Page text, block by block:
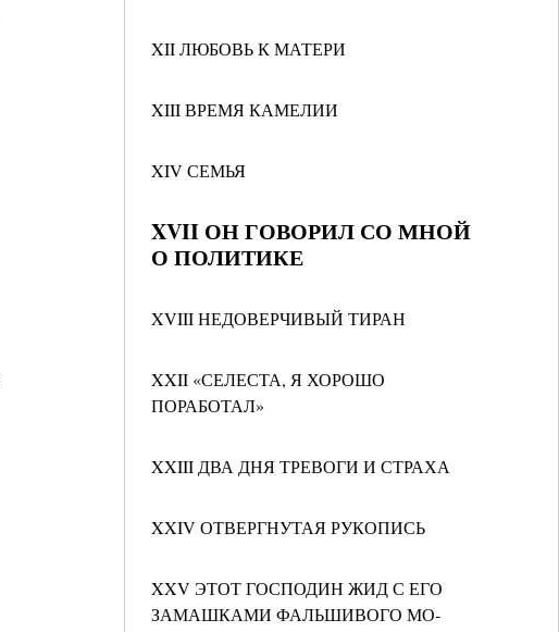
XII ЛЮБОВЬ К МАТЕРИ
XIII ВРЕМЯ КАМЕЛИИ
XIV СЕМЬЯ
XVII ОН ГОВОРИЛ СО МНОЙ
О ПОЛИТИКЕ
XVIII НЕДОВЕРЧИВЫЙ ТИРАН
XXII «СЕЛЕСТА, Я ХОРОШО
ПОРАБОТАЛ»
XXIII ДВА ДНЯ ТРЕВОГИ И СТРАХА
XXIV ОТВЕРГНУТАЯ РУКОПИСЬ
XXV ЭТОТ ГОСПОДИН ЖИД С ЕГО
ЗАМАШКАМИ ФАЛЬШИВОГО МО­